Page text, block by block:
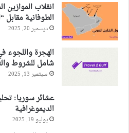
انقلاب الموازين
الطوفانية
ديسمبر 20, 2025
شامل للشروط
سبتمبر 13, 2025
عشائر سوريا:
الديموغرافية
يوليو 19, 2025